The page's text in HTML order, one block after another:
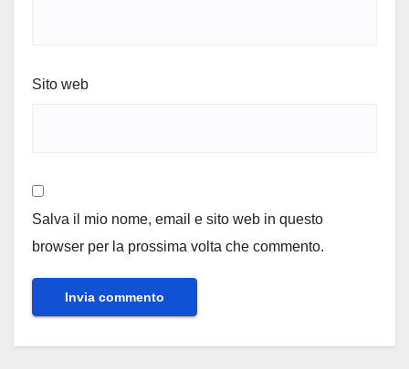
Sito web
Salva il mio nome, email e sito web in questo
browser per la prossima volta che commento.